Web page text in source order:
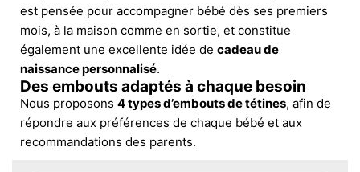
est pensée pour accompagner bébé dès ses premiers
mois, à la maison comme en sortie, et constitue
également une excellente idée de cadeau de
naissance personnalisé.
Des embouts adaptés à chaque besoin
Nous proposons 4 types d’embouts de tétines, afin de
répondre aux préférences de chaque bébé et aux
recommandations des parents.